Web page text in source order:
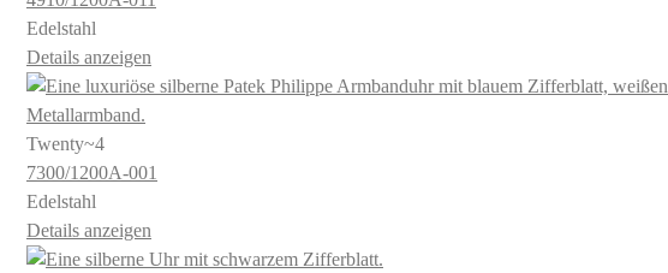
Edelstahl
Details anzeigen
Twenty~4
7300​/1200A​-001
Edelstahl
Details anzeigen